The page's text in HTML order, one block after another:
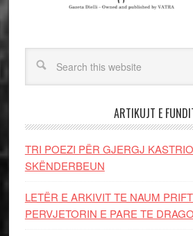
ARTIKUJT E
TRI POEZI PËR GJERGJ
SKËNDERBEUN
LETËR E ARKIVIT TE NAUM
PERVJETORIN E PARE TE